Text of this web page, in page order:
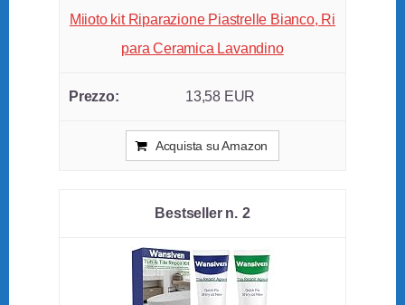
Miioto kit Riparazione Piastrelle Bianco, Ri
para Ceramica Lavandino
13,58 EUR
Acquista su Amazon
2